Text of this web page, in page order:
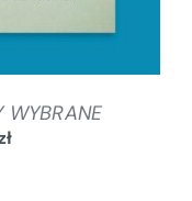
WYBRANE